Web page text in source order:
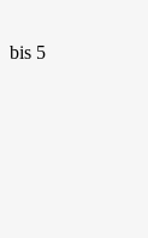
bis 5